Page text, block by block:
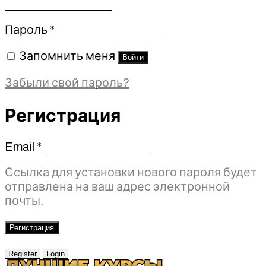
Пароль *Обязательно
Запомнить меня Войти
Забыли свой пароль?
Регистрация
Email *Обязательно
Ссылка для установки нового пароля будет
отправлена ​​на ваш адрес электронной
почты.
Регистрация
Register Login